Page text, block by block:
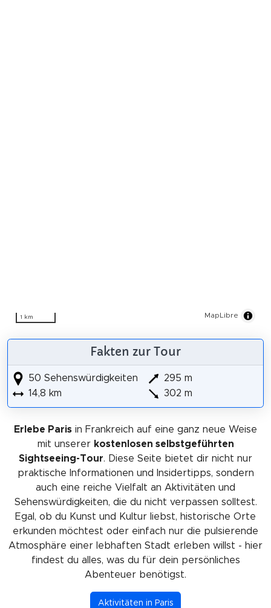
1 km MapLibre
Fakten zur Tour
50 Sehenswürdigkeiten
14,8 km
295 m
302 m
Erlebe Paris in Frankreich auf eine ganz neue Weise
mit unserer kostenlosen selbstgeführten
Sightseeing-Tour. Diese Seite bietet dir nicht nur
praktische Informationen und Insidertipps, sondern
auch eine reiche Vielfalt an Aktivitäten und
Sehenswürdigkeiten, die du nicht verpassen solltest.
Egal, ob du Kunst und Kultur liebst, historische Orte
erkunden möchtest oder einfach nur die pulsierende
Atmosphäre einer lebhaften Stadt erleben willst - hier
findest du alles, was du für dein persönliches
Abenteuer benötigst.
Aktivitäten in Paris